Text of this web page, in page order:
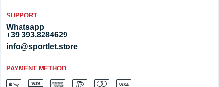
SUPPORT
Whatsapp
+39 393.8284629
info@sportlet.store
PAYMENT METHOD